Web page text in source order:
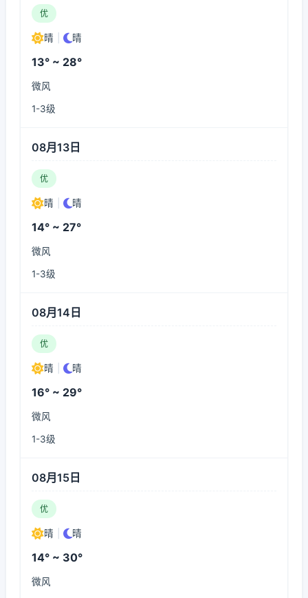
优
晴 晴
13° ~ 28°
微风
1-3级
08月13日
优
晴 晴
14° ~ 27°
微风
1-3级
08月14日
优
晴 晴
16° ~ 29°
微风
1-3级
08月15日
优
晴 晴
14° ~ 30°
微风